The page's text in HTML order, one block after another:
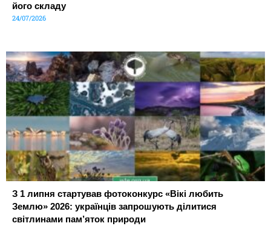
його складу
24/07/2026
З 1 липня стартував фотоконкурс «Вікі любить
Землю» 2026: українців запрошують ділитися
світлинами пам’яток природи